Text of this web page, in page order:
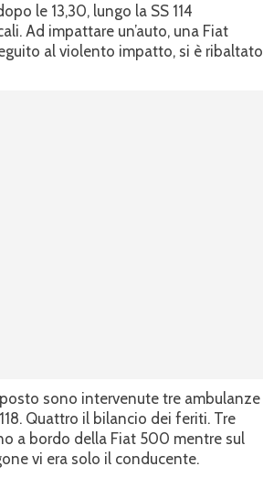
le 13,30, lungo la SS 114
Ad impattare un’auto, una Fiat
al violento impatto, si è ribaltato
sono intervenute tre ambulanze
Quattro il bilancio dei feriti. Tre
a bordo della Fiat 500 mentre sul
vi era solo il conducente.